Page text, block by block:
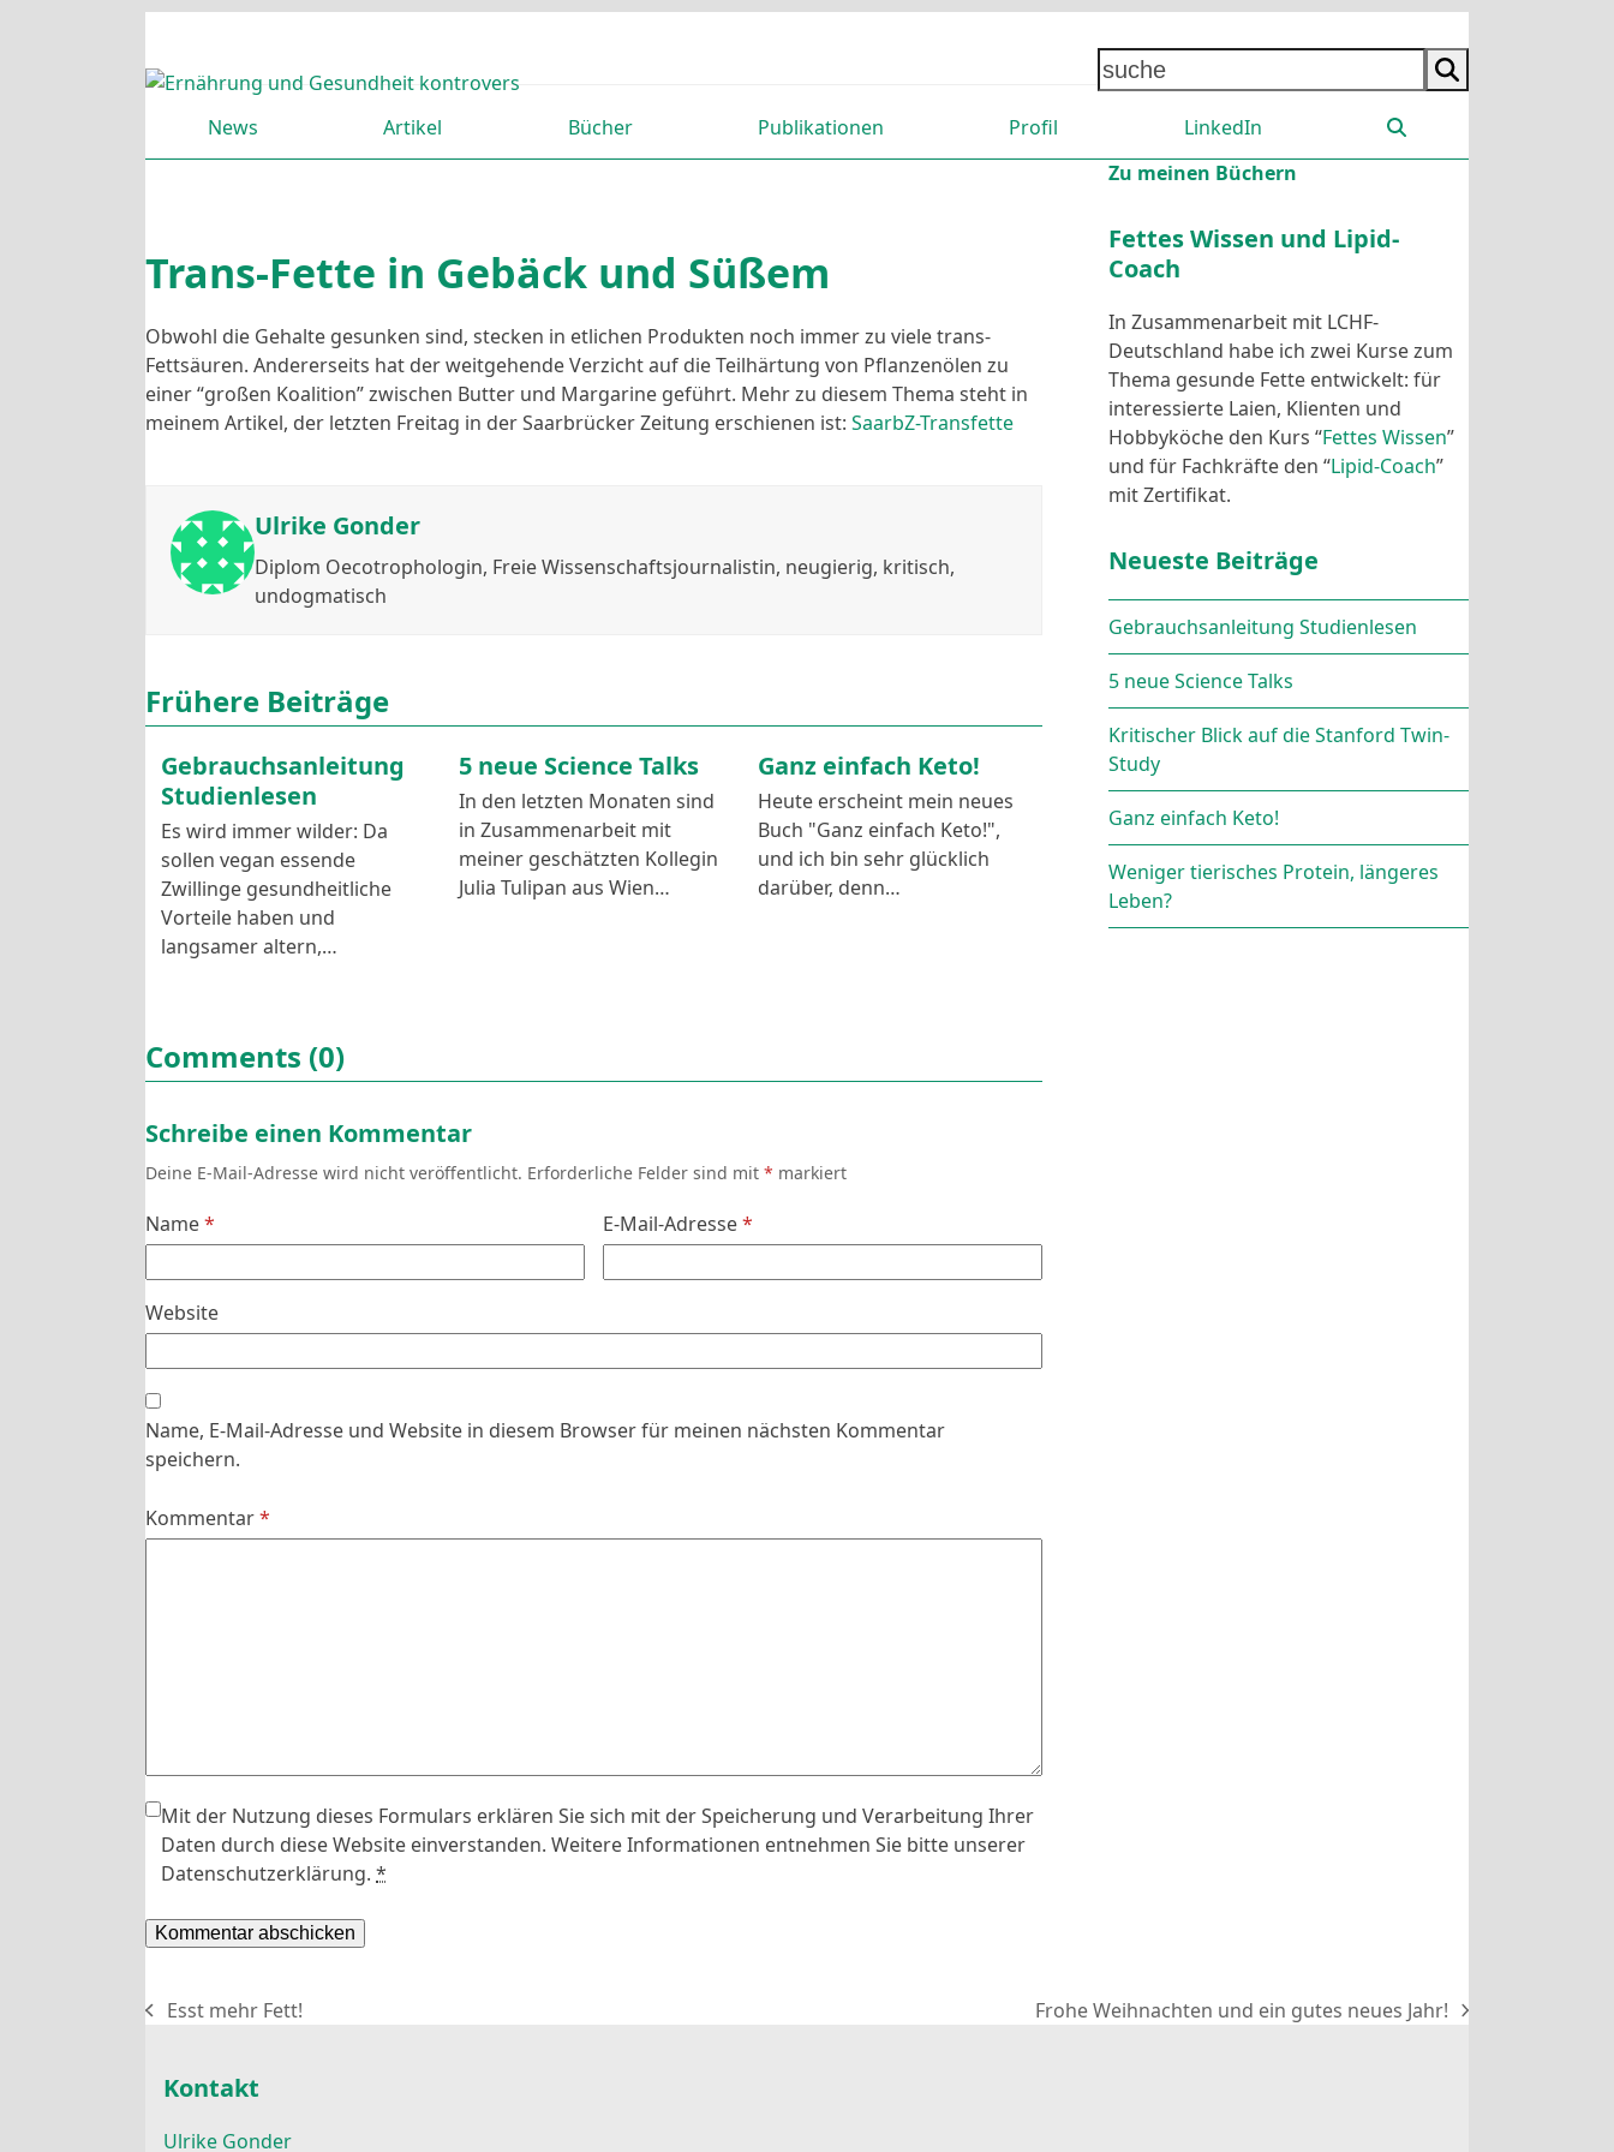
suche
News Artikel Bücher Publikationen Profil LinkedIn
Trans-Fette in Gebäck und Süßem
Obwohl die Gehalte gesunken sind, stecken in etlichen Produkten noch immer zu viele trans-
Fettsäuren. Andererseits hat der weitgehende Verzicht auf die Teilhärtung von Pflanzenölen zu
einer “großen Koalition” zwischen Butter und Margarine geführt. Mehr zu diesem Thema steht in
meinem Artikel, der letzten Freitag in der Saarbrücker Zeitung erschienen ist: SaarbZ-Transfette
Ulrike Gonder
Diplom Oecotrophologin, Freie Wissenschaftsjournalistin, neugierig, kritisch,
undogmatisch
Frühere Beiträge
Gebrauchsanleitung
Studienlesen
Es wird immer wilder: Da
sollen vegan essende
Zwillinge gesundheitliche
Vorteile haben und
langsamer altern,…
5 neue Science Talks
In den letzten Monaten sind
in Zusammenarbeit mit
meiner geschätzten Kollegin
Julia Tulipan aus Wien…
Ganz einfach Keto!
Heute erscheint mein neues
Buch "Ganz einfach Keto!",
und ich bin sehr glücklich
darüber, denn…
Comments (0)
Schreibe einen Kommentar
Deine E-Mail-Adresse wird nicht veröffentlicht. Erforderliche Felder sind mit * markiert
Name* E-Mail-Adresse*
Website
Name, E-Mail-Adresse und Website in diesem Browser für meinen nächsten Kommentar
speichern.
Kommentar*
Mit der Nutzung dieses Formulars erklären Sie sich mit der Speicherung und Verarbeitung Ihrer
Daten durch diese Website einverstanden. Weitere Informationen entnehmen Sie bitte unserer
Datenschutzerklärung. *
Zu meinen Büchern
Fettes Wissen und Lipid-
Coach
In Zusammenarbeit mit LCHF-
Deutschland habe ich zwei Kurse zum
Thema gesunde Fette entwickelt: für
interessierte Laien, Klienten und
Hobbyköche den Kurs “Fettes Wissen”
und für Fachkräfte den “Lipid-Coach”
mit Zertifikat.
Neueste Beiträge
Gebrauchsanleitung Studienlesen
5 neue Science Talks
Kritischer Blick auf die Stanford Twin-
Study
Ganz einfach Keto!
Weniger tierisches Protein, längeres
Leben?
vorheriger
Esst mehr Fett!
Nächster
Frohe Weihnachten und ein gutes neues Jahr!
Kontakt
Ulrike Gonder